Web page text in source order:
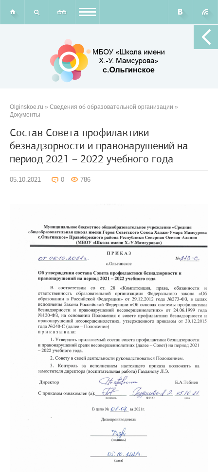
Olginskoe.ru » Сведения об образовательной организации »
Документы
Состав Совета профилактики
безнадзорности и правонарушений на
период 2021 – 2022 учебного года
05.10.2021 0 786